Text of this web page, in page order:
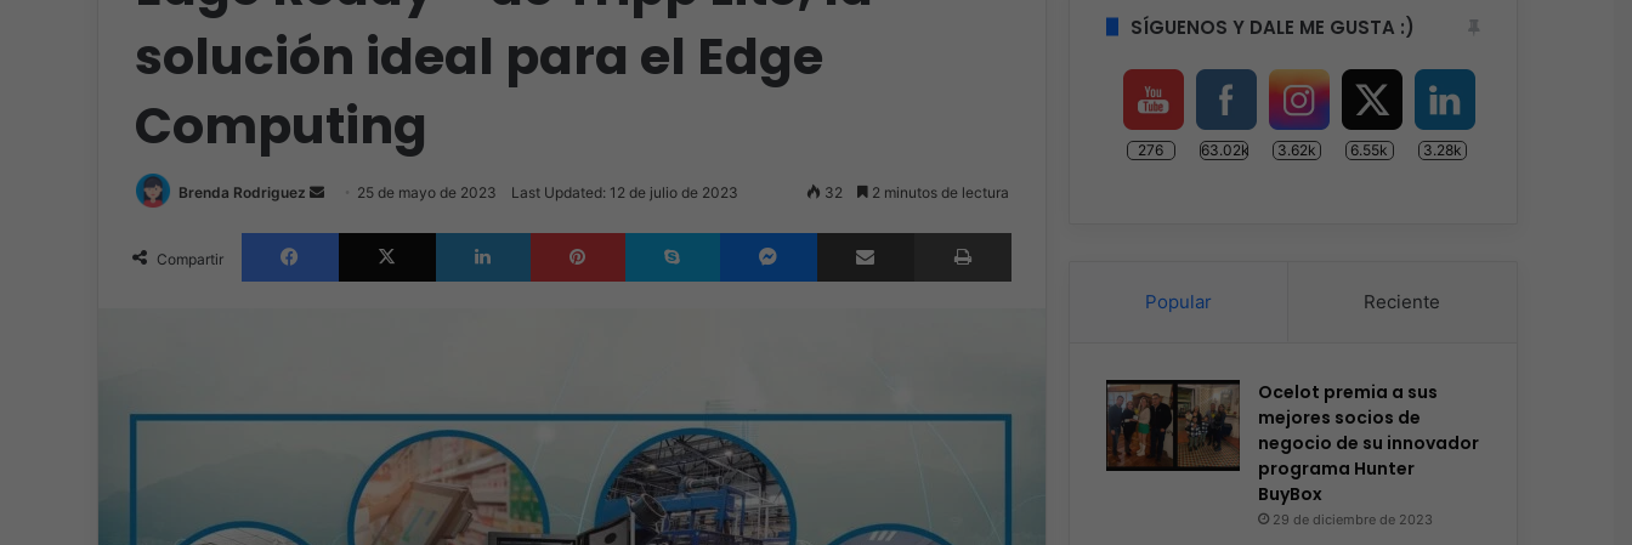
solución ideal para el Edge
Computing
Brenda Rodriguez
Send 25 de mayo de 2023 Last Updated: 12 de julio de 2023 32 2 minutos de lectura
Compartir
Facebook X LinkedIn Pinterest Skype Messenger Compartir por correo electrónico Imprimir
SÍGUENOS Y DALE ME GUSTA :)
276 63.02k 3.62k 6.55k 3.28k
Popular Reciente
Ocelot premia a sus
mejores socios de
negocio de su innovador
programa Hunter
BuyBox
29 de diciembre de 2023